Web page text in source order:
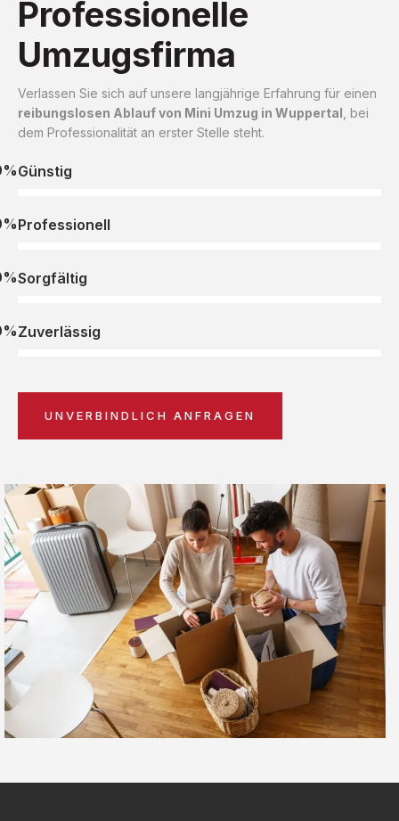
Professionelle
Umzugsfirma
Verlassen Sie sich auf unsere langjährige Erfahrung für einen
reibungslosen Ablauf von Mini Umzug in Wuppertal , bei
dem Professionalität an erster Stelle steht.
Günstig
Professionell
Sorgfältig
Zuverlässig
UNVERBINDLICH ANFRAGEN